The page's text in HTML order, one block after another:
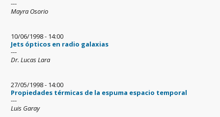
---
Mayra Osorio
10/06/1998 - 14:00
Jets ópticos en radio galaxias
---
Dr. Lucas Lara
27/05/1998 - 14:00
Propiedades térmicas de la espuma espacio temporal
---
Luis Garay